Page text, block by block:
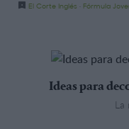
El Corte Inglés
Fórmula
Ideas para
La